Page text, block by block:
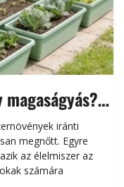
iránti
megnőtt. Egyre
az élelmiszer az
számára